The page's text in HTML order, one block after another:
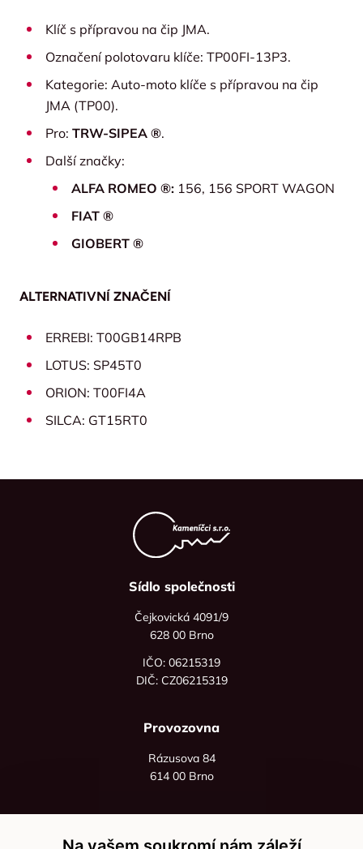
Klíč s přípravou na čip JMA.
Označení polotovaru klíče: TP00FI-13P3.
Kategorie: Auto-moto klíče s přípravou na čip
JMA (TP00).
Pro: TRW-SIPEA ®.
Další značky:
ALFA ROMEO ®: 156, 156 SPORT WAGON
FIAT ®
GIOBERT ®
ALTERNATIVNÍ ZNAČENÍ
ERREBI: T00GB14RPB
LOTUS: SP45T0
ORION: T00FI4A
SILCA: GT15RT0
Sídlo společnosti
Čejkovická 4091/9
628 00 Brno
IČO: 06215319
DIČ: CZ06215319
Provozovna
Rázusova 84
614 00 Brno
+420 736 535 066